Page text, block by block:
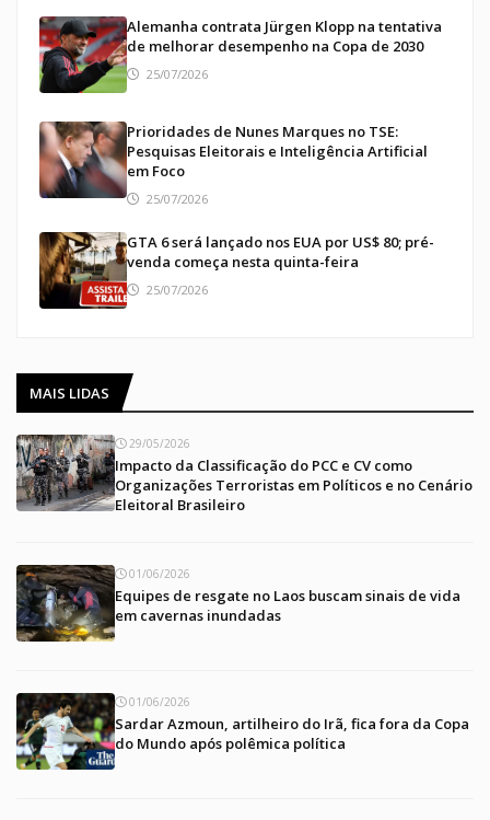
Alemanha contrata Jürgen Klopp na tentativa
de melhorar desempenho na Copa de 2030
25/07/2026
Prioridades de Nunes Marques no TSE:
Pesquisas Eleitorais e Inteligência Artificial
em Foco
25/07/2026
GTA 6 será lançado nos EUA por US$ 80; pré-
venda começa nesta quinta-feira
25/07/2026
MAIS LIDAS
29/05/2026
Impacto da Classificação do PCC e CV como
Organizações Terroristas em Políticos e no Cenário
Eleitoral Brasileiro
01/06/2026
Equipes de resgate no Laos buscam sinais de vida
em cavernas inundadas
01/06/2026
Sardar Azmoun, artilheiro do Irã, fica fora da Copa
do Mundo após polêmica política